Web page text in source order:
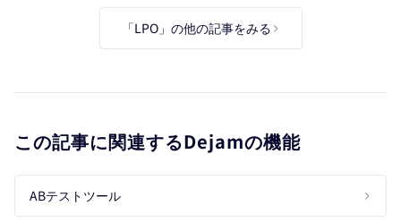
す施策15選
「LPO」の他の記事をみる
この記事に関連するDejamの機能
ABテストツール